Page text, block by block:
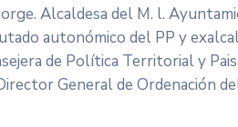
Alcaldesa del M. l.
autonómico del PP y
de Política Territorial y
General de Ordenación